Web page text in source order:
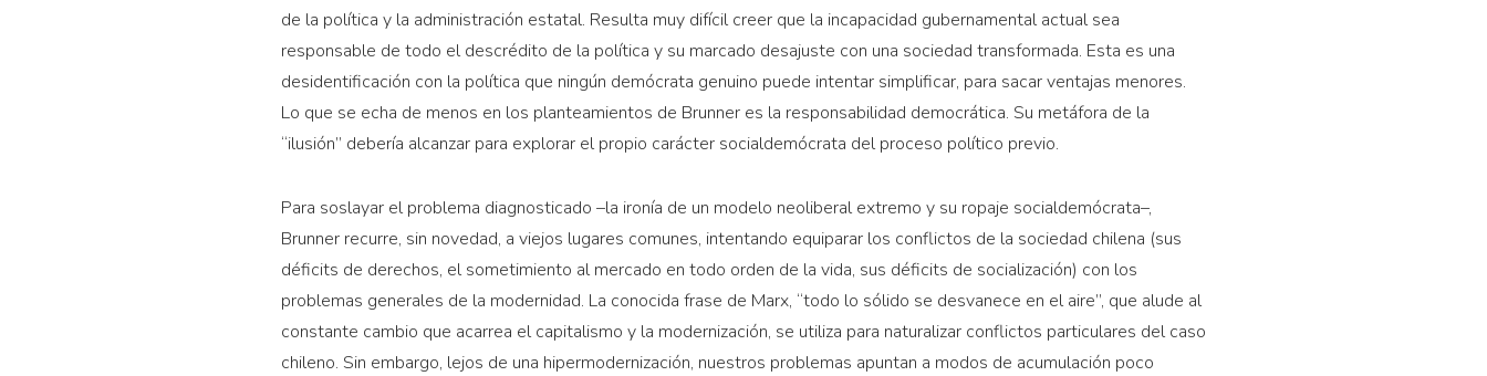
de la política y la administración estatal. Resulta muy difícil creer que la incapacidad gubernamental actual sea
responsable de todo el descrédito de la política y su marcado desajuste con una sociedad transformada. Esta es una
desidentificación con la política que ningún demócrata genuino puede intentar simplificar, para sacar ventajas menores.
Lo que se echa de menos en los planteamientos de Brunner es la responsabilidad democrática. Su metáfora de la
“ilusión” debería alcanzar para explorar el propio carácter socialdemócrata del proceso político previo.
Para soslayar el problema diagnosticado –la ironía de un modelo neoliberal extremo y su ropaje socialdemócrata–,
Brunner recurre, sin novedad, a viejos lugares comunes, intentando equiparar los conflictos de la sociedad chilena (sus
déficits de derechos, el sometimiento al mercado en todo orden de la vida, sus déficits de socialización) con los
problemas generales de la modernidad. La conocida frase de Marx, “todo lo sólido se desvanece en el aire”, que alude al
constante cambio que acarrea el capitalismo y la modernización, se utiliza para naturalizar conflictos particulares del caso
chileno. Sin embargo, lejos de una hipermodernización, nuestros problemas apuntan a modos de acumulación poco